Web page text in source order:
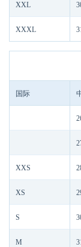
XXL
XXXL
国际
XXS
XS
S
M